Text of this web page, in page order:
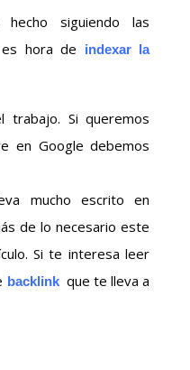
siguiendo las
hora de
indexar la
trabajo. Si queremos
en Google debemos
mucho escrito en
de lo necesario este
Si te interesa leer
backlink que te lleva a